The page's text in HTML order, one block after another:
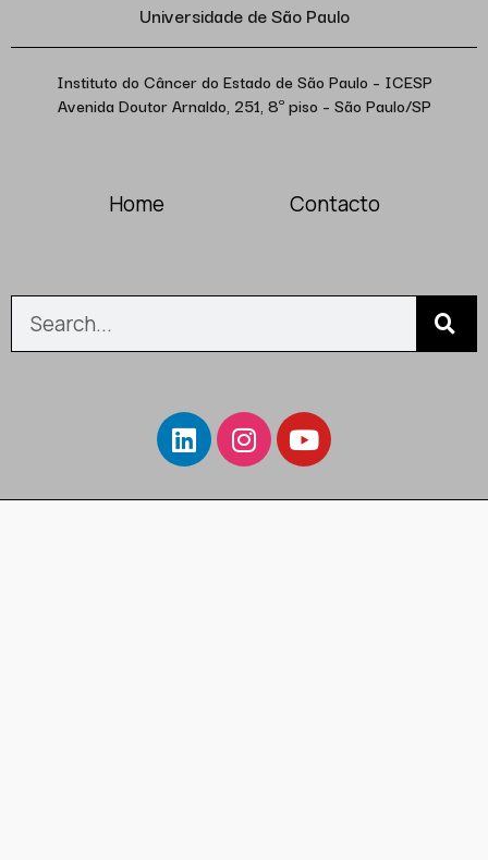
Universidade de São Paulo
Instituto do Câncer do Estado de São Paulo – ICESP
Avenida Doutor Arnaldo, 251, 8º piso – São Paulo/SP
Home Contacto